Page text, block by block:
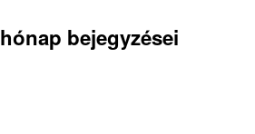
hónap bejegyzései